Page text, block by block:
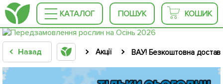
КАТАЛОГ ПОШУК КОШИК
Назад Акції ВАУ! Безкоштовна